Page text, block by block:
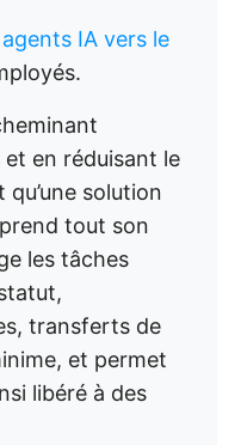
IA vers le
en réduisant le
qu’une solution
prend tout son
les tâches
transferts de
et permet
libéré à des